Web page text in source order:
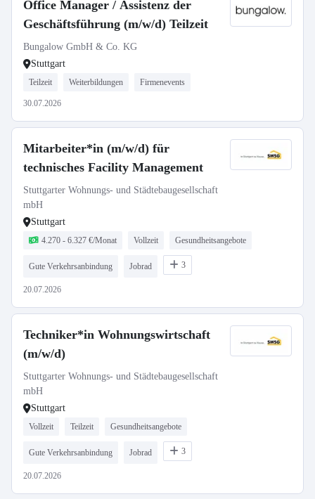
Office Manager / Assistenz der
Geschäftsführung (m/w/d) Teilzeit
Bungalow GmbH & Co. KG
Stuttgart
Teilzeit Weiterbildungen Firmenevents
30.07.2026
Mitarbeiter*in (m/w/d) für
technisches Facility Management
Stuttgarter Wohnungs- und Städtebaugesellschaft
mbH
Stuttgart
4.270 - 6.327 €/Monat Vollzeit Gesundheitsangebote
Gute Verkehrsanbindung Jobrad 3
20.07.2026
Techniker*in Wohnungswirtschaft
(m/w/d)
Stuttgarter Wohnungs- und Städtebaugesellschaft
mbH
Stuttgart
Vollzeit Teilzeit Gesundheitsangebote
Gute Verkehrsanbindung Jobrad 3
20.07.2026